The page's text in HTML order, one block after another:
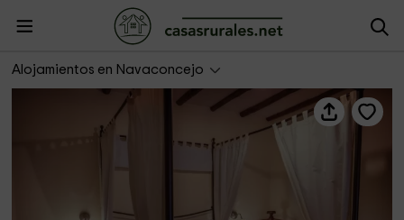
Alojamientos en Navaconcejo
La Cañada del Valle del Jerte- Estudios